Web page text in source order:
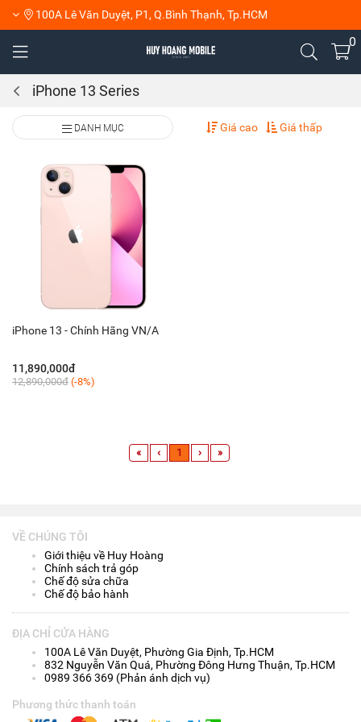
100A Lê Văn Duyệt, P1, Q.Bình Thạnh, Tp.HCM
0
iPhone 13 Series
DANH MỤC Giá cao Giá thấp
iPhone 13 - Chính Hãng VN/A
11,890,000đ
12,890,000đ (-8%)
« ‹ 1 › »
VỀ CHÚNG TÔI
Giới thiệu về Huy Hoàng
Chính sách trả góp
Chế độ sửa chữa
Chế độ bảo hành
ĐỊA CHỈ CỬA HÀNG
100A Lê Văn Duyệt, Phường Gia Định, Tp.HCM
832 Nguyễn Văn Quá, Phường Đông Hưng Thuận, Tp.HCM
0989 366 369 (Phản ánh dịch vụ)
Phương thức thanh toán